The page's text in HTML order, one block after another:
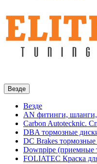
Везде
Везде
AN фитинги,
Carbon Autotecknic.
DBA тормозные
DC Brakes
Downpipe (приемные
FOLIATEC Краска